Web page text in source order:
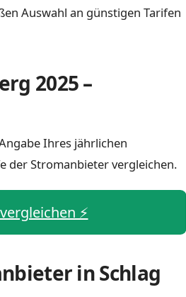
Auswahl an günstigen Tarifen
2025 –
Ihres jährlichen
der Stromanbieter vergleichen.
⚡️
in Schlag